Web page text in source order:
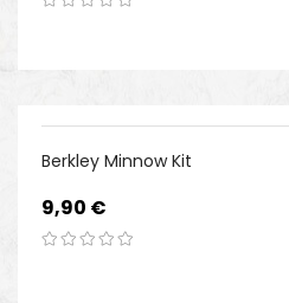
Berkley Minnow Kit
Preis
9,90 €